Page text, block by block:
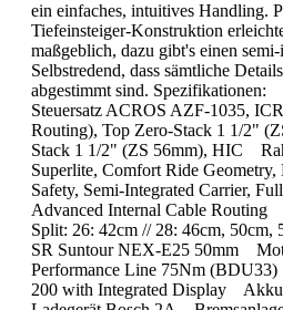
ein einfaches, intuitives Handling.
Tiefeinsteiger-Konstruktion
maßgeblich, dazu gibt's einen
Selbstredend, dass sämtliche
abgestimmt sind.
Steuersatz ACROS AZF-1035,
Routing), Top Zero-Stack 1 1/2"
Stack 1 1/2" (ZS 56mm), HIC
Superlite, Comfort Ride
Safety, Semi-Integrated Carrier,
Advanced Internal Cable Routing
Split: 26: 42cm // 28: 46cm,
SR Suntour NEX-E25 50mm
Performance Line 75Nm
200 with Integrated Display